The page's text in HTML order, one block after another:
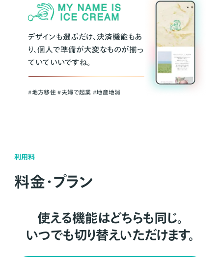
デザインも選ぶだけ、決済機能もあ
り、個人で準備が大変なものが揃っ
ていていいですね。
#地方移住 #夫婦で起業 #地産地消
利用料
料金・プラン
使える機能はどちらも同じ。
いつでも切り替えいただけます。